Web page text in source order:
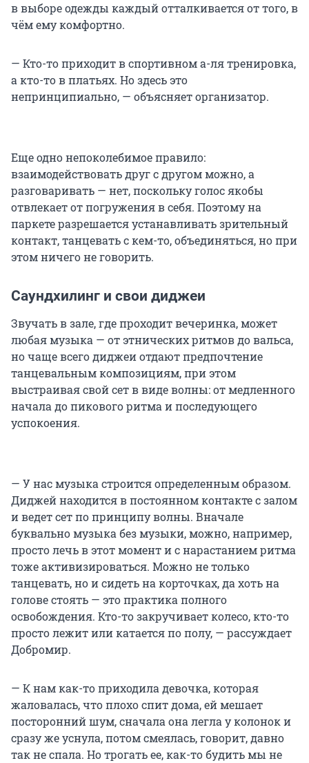
в выборе одежды каждый отталкивается от того, в
чём ему комфортно.
— Кто-то приходит в спортивном а-ля тренировка,
а кто-то в платьях. Но здесь это
непринципиально, — объясняет организатор.
Еще одно непоколебимое правило:
взаимодействовать друг с другом можно, а
разговаривать — нет, поскольку голос якобы
отвлекает от погружения в себя. Поэтому на
паркете разрешается устанавливать зрительный
контакт, танцевать с кем-то, объединяться, но при
этом ничего не говорить.
Саундхилинг и свои диджеи
Звучать в зале, где проходит вечеринка, может
любая музыка — от этнических ритмов до вальса,
но чаще всего диджеи отдают предпочтение
танцевальным композициям, при этом
выстраивая свой сет в виде волны: от медленного
начала до пикового ритма и последующего
успокоения.
— У нас музыка строится определенным образом.
Диджей находится в постоянном контакте с залом
и ведет сет по принципу волны. Вначале
буквально музыка без музыки, можно, например,
просто лечь в этот момент и с нарастанием ритма
тоже активизироваться. Можно не только
танцевать, но и сидеть на корточках, да хоть на
голове стоять — это практика полного
освобождения. Кто-то закручивает колесо, кто-то
просто лежит или катается по полу, — рассуждает
Добромир.
— К нам как-то приходила девочка, которая
жаловалась, что плохо спит дома, ей мешает
посторонний шум, сначала она легла у колонок и
сразу же уснула, потом смеялась, говорит, давно
так не спала. Но трогать ее, как-то будить мы не